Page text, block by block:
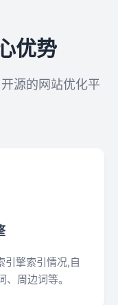
优势
源的网站优化平
引擎索引情况,自
周边词等。